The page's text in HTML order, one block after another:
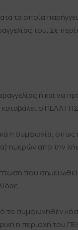
τα οποία
του. Σε
ή και να
ο ΠΕΛΑΤΗΣ
η συμφωνία, όπως
ημερών από την
που σημειωθεί
το συμφωνηθέν
η περιοχή του